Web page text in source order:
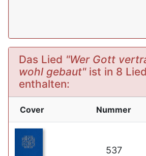
Das Lied "Wer Gott
wohl gebaut"ist in 8
enthalten:
Cover Nummer
537